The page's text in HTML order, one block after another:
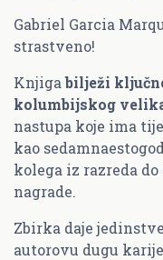
Gabriel Garcia
strastveno!
Knjigabilježi
kolumbijskog
nastupa koje ima
kao
kolega iz razreda
nagrade.
Zbirka daje
autorovu dugu